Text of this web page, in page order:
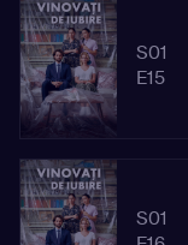
S01
E15
S01